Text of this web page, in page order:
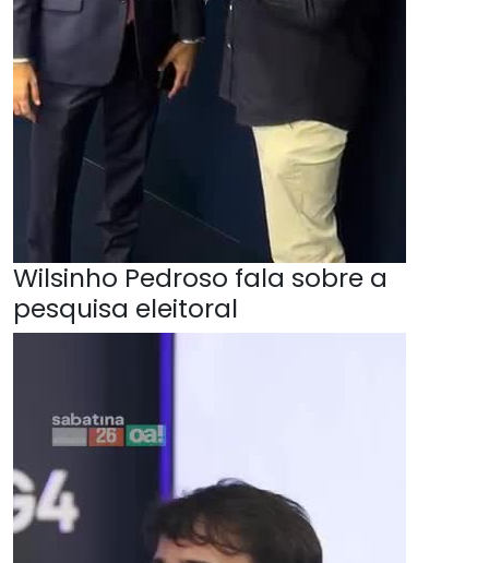
Wilsinho Pedroso fala sobre a
pesquisa eleitoral